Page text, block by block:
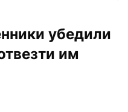
убедили
им